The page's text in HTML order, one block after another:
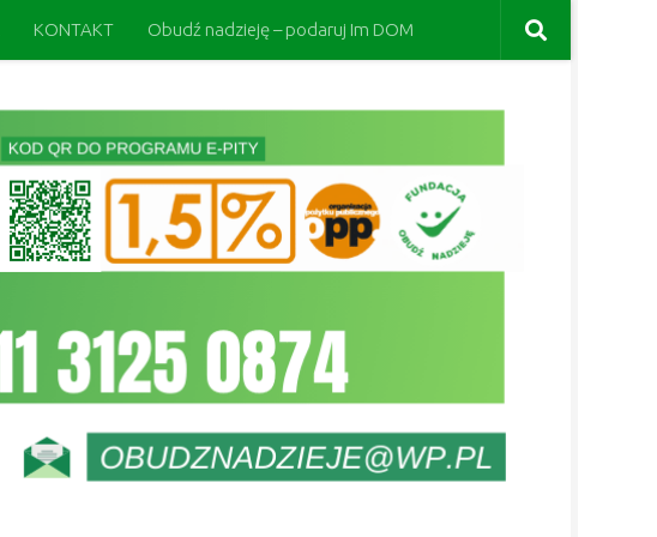
KONTAKT Obudź nadzieję – podaruj Im DOM